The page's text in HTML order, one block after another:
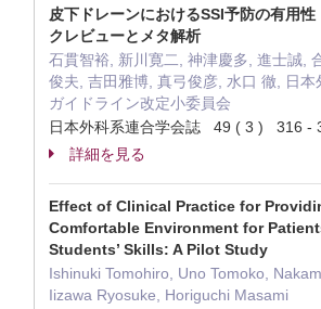
皮下ドレーンにおけるSSI予防の有用
クレビューとメタ解析
石貫智裕, 新川寛二, 神津慶多, 進士誠,
俊夫, 吉田雅博, 真弓俊彦, 水口 徹, 日本
ガイドライン改定小委員会
日本外科系連合学会誌 49 ( 3 ) 316 -
詳細を見る
Effect of Clinical Practice for
Comfortable Environment for
Students’ Skills: A Pilot Study
Ishinuki Tomohiro, Uno Tomoko,
Iizawa Ryosuke, Horiguchi Masami